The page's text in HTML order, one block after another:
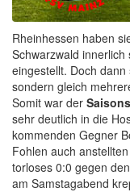
Rheinhessen haben
Schwarzwald
eingestellt. Doch
sondern gleich
Somit war der
sehr deutlich in die
kommenden Gegner
Fohlen auch
torloses 0:0 gegen
am Samstagabend